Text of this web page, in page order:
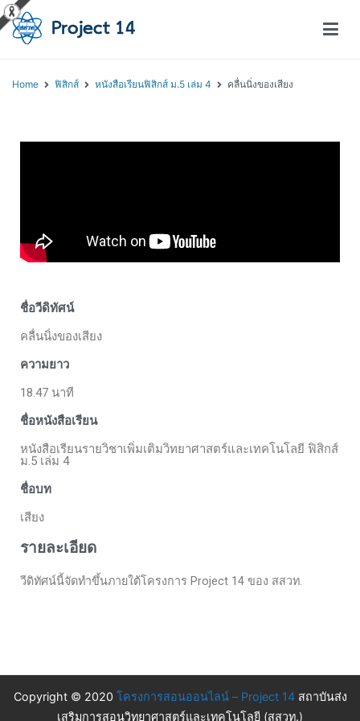
Home ฟิสิกส์ หนังสือเรียนฟิสิกส์ ม.5 เล่ม 4 คลื่นนิ่งของเสียง
ชื่อวีดิทัศน์
คลื่นนิ่งของเสียง
ความยาว
18.47 นาที
ชื่อหนังสือเรียน
หนังสือเรียนรายวิชาเพิ่มเติมวิทยาศาสตร์และเทคโนโลยี ฟิสิกส์
ม.5 เล่ม 4
ชื่อบท
เสียง
รายละเอียด
วีดิทัศน์นี้จัดทำขึ้นภายใต้โครงการ Project 14 ของ สสวท.
Copyright © 2020 โครงการสอนออนไลน์ – Project 14สถาบันส่ง
เสริมการสอนวิทยาศาสตร์และเทคโนโลยี (สสวท.)